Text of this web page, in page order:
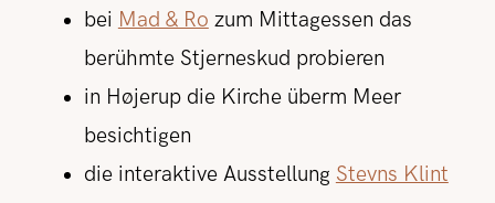
bei Mad & Ro zum Mittagessen das
berühmte Stjerneskud probieren
in Højerup die Kirche überm Meer
besichtigen
die interaktive Ausstellung Stevns Klint